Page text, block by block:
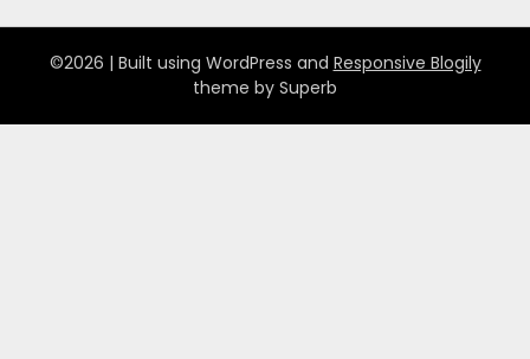
©2026 | Built using WordPress and Responsive Blogily
theme by Superb